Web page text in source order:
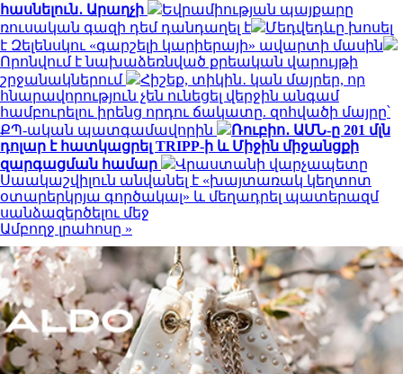
հասնելուն․ Արաղչի
Եվրամիության պայքարը
ռուսական գազի դեմ դանդաղել է
Մեդվեդևը խոսել
է Զելենսկու «գարշելի կարիերայի» ավարտի մասին
Որոնվում է նախաձեռնված քրեական վարույթի
շրջանակներում
Հիշեք, տիկին․ կան մայրեր, որ
հնարավորություն չեն ունեցել վերջին անգամ
համբուրելու իրենց որդու ճակատը. զոհվածի մայրը՝
ՔՊ-ական պատգամավորին
Ռուբիո․ ԱՄՆ-ը 201 մլն
դոլար է հատկացրել TRIPP-ի և Միջին միջանցքի
զարգացման համար
Վրաստանի վարչապետը
Սաակաշվիլուն անվանել է «խայտառակ կեղտոտ
օտարերկրյա գործակալ» և մեղադրել պատերազմ
սանձազերծելու մեջ
Ամբողջ լրահոսը »